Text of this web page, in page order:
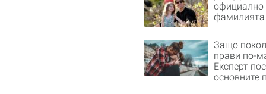
официално
Защо
прави по-
Експерт
основните